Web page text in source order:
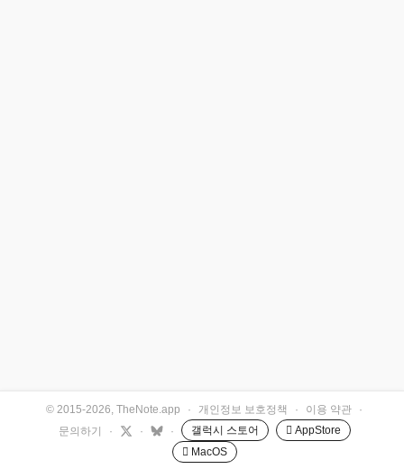
© 2015-2026, TheNote.app · 개인정보 보호정책 · 이용 약관
·
문의하기
· · · 갤럭시 스토어
 AppStore
 MacOS